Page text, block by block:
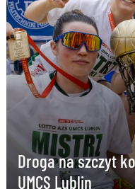
Droga na szczyt
UMCS Lublin